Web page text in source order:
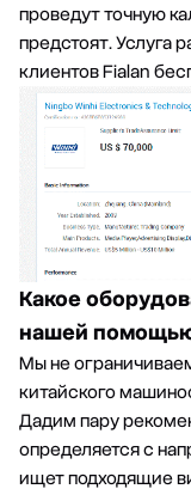
проведут точную
предстоят. Услуга
клиентов Fialan
Какое
нашей
Мы не
китайского
Дадим пару
определяется с
ищет подходящие